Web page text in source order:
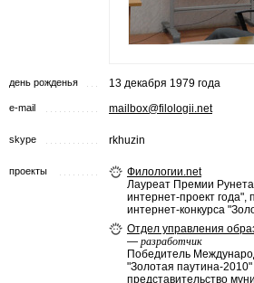
день рожденья 13 декабря 1979 года
e-mail mailbox@filologii.net
skype rkhuzin
проекты
Филологии.net
Лауреат Премии
интернет-проект года",
интернет-конкурса
Отдел управления
— разработчик
Победитель
"Золотая паутина-
представительство